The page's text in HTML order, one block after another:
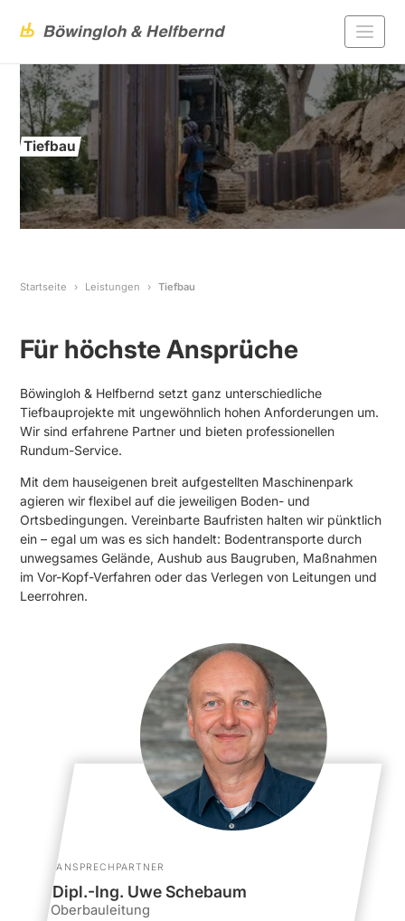
Tiefbau
Startseite Leistungen Tiefbau
Für höchste Ansprüche
Böwingloh & Helfbernd setzt ganz unterschiedliche
Tiefbauprojekte mit ungewöhnlich hohen Anforderungen um.
Wir sind erfahrene Partner und bieten professionellen
Rundum-Service.
Mit dem hauseigenen breit aufgestellten Maschinenpark
agieren wir flexibel auf die jeweiligen Boden- und
Ortsbedingungen. Vereinbarte Baufristen halten wir pünktlich
ein – egal um was es sich handelt: Bodentransporte durch
unwegsames Gelände, Aushub aus Baugruben, Maßnahmen
im Vor-Kopf-Verfahren oder das Verlegen von Leitungen und
Leerrohren.
ANSPRECHPARTNER
Dipl.-Ing. Uwe Schebaum
Oberbauleitung